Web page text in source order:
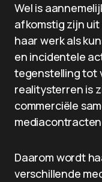
Wel is
afkomstig zijn
haar werk als
en incidentele
tegenstelling tot
realitysterren is
commerciële
Daarom wordt
verschillende